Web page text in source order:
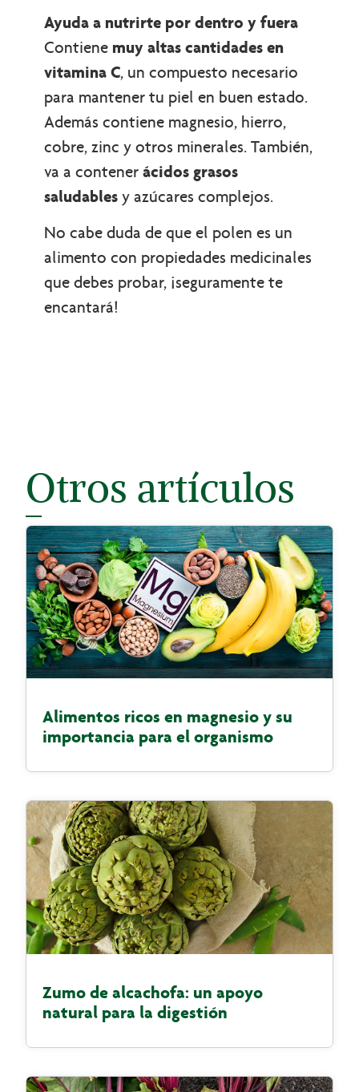
Ayuda a nutrirte por dentro y fuera
Contiene muy altas cantidades en
vitamina C, un compuesto necesario
para mantener tu piel en buen estado.
Además contiene magnesio, hierro,
cobre, zinc y otros minerales. También,
va a contener ácidos grasos
saludablesy azúcares complejos.
No cabe duda de que el polen es un
alimento con propiedades medicinales
que debes probar, ¡seguramente te
encantará!
Otros artículos
Alimentos ricos en magnesio y su
importancia para el organismo
Zumo de alcachofa: un apoyo
natural para la digestión